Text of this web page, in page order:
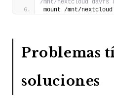
/mnt/nextcloud davfs
mount /mnt/nextcloud
Problemas
soluciones